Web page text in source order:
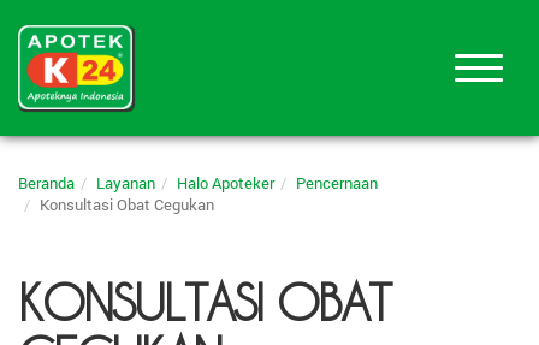
Beranda Layanan Halo Apoteker
Pencernaan
Konsultasi Obat Cegukan
KONSULTASI OBAT